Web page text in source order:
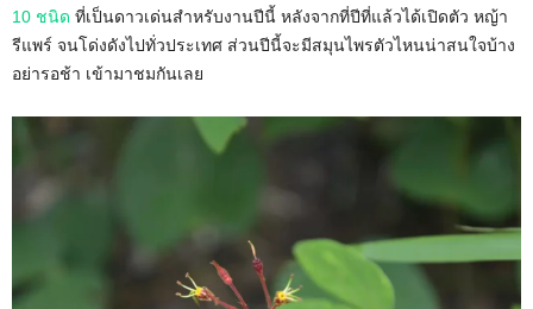
10 ชนิด ที่เป็นดาวเด่นสำหรับงานปีนี้ หลังจากที่ปีที่แล้วได้เปิดตัว หญ้า
รีแพร์ จนโด่งดังไปทั่วประเทศ ส่วนปีนี้จะมีสมุนไพรตัวไหนน่าสนใจบ้าง
อย่ารอช้า เข้ามาชมกันเลย